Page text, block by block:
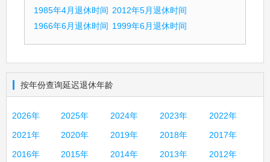
1985年4月退休时间 2012年5月退休时间
1966年6月退休时间 1999年6月退休时间
按年份查询延迟退休年龄
2026年 2025年 2024年 2023年
2022年
2021年
2020年 2019年 2018年
2017年
2016年
2015年 2014年 2013年
2012年